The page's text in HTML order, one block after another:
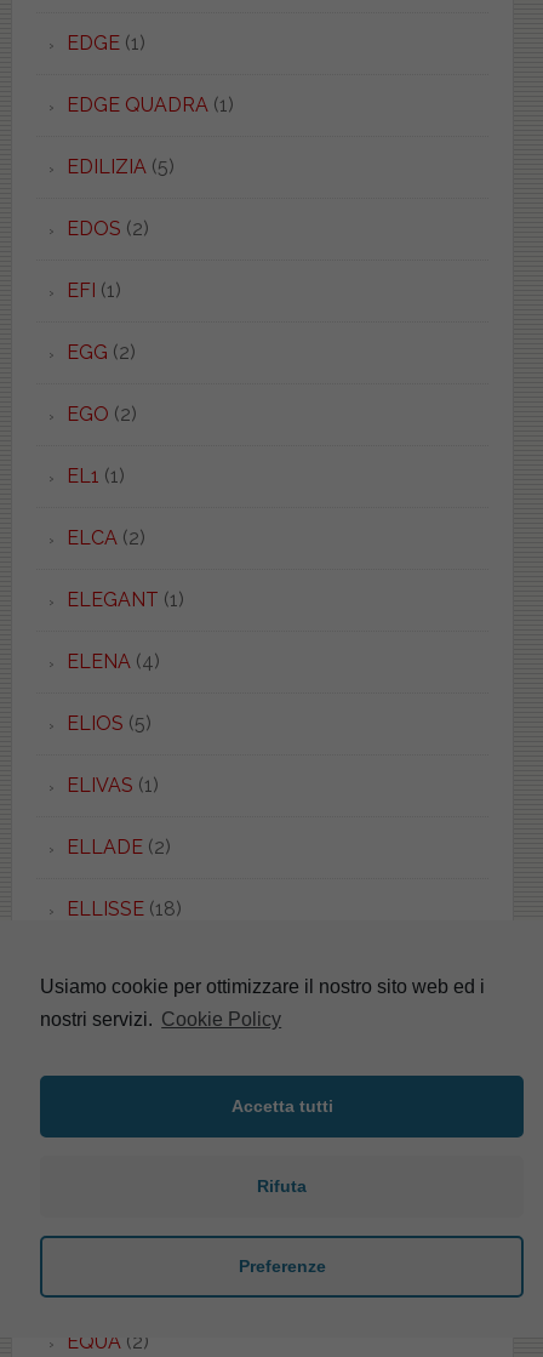
EDGE(1)
EDGE QUADRA (1)
EDILIZIA (5)
EDOS (2)
EFI (1)
EGG (2)
EGO (2)
EL1 (1)
ELCA (2)
ELEGANT (1)
ELENA (4)
ELIOS (5)
ELIVAS (1)
ELLADE(2)
ELLISSE(18)
ELLISSE UNI(1)
EQUA (2)
Usiamo cookie per ottimizzare il nostro sito web ed i
nostri servizi. Cookie Policy
Accetta tutti
Rifuta
Preferenze